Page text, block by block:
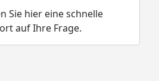
Sie hier eine schnelle
auf Ihre Frage.